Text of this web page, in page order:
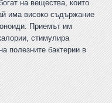
на вещества, които
има високо съдържание
Приемът им
стимулира
полезните бактерии в